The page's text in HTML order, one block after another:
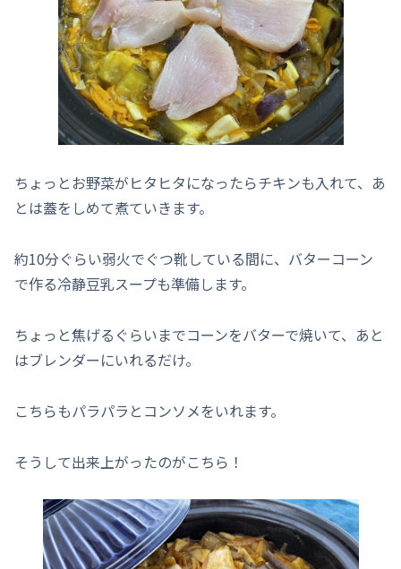
ちょっとお野菜がヒタヒタになったらチキンも入れて、あ
とは蓋をしめて煮ていきます。
約10分ぐらい弱火でぐつ靴している間に、バターコーン
で作る冷静豆乳スープも準備します。
ちょっと焦げるぐらいまでコーンをバターで焼いて、あと
はブレンダーにいれるだけ。
こちらもパラパラとコンソメをいれます。
そうして出来上がったのがこちら！